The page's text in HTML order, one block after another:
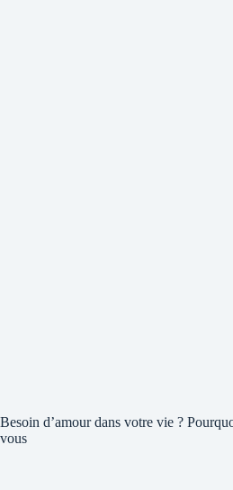
Besoin d’amour dans votre vie ?
vous